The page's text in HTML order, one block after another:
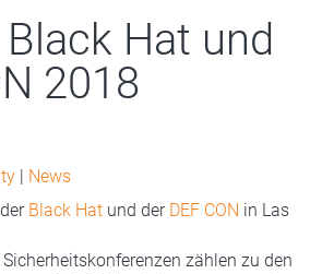
Hat und
2018
News
Black Hat und der DEF CON in Las
zählen zu den